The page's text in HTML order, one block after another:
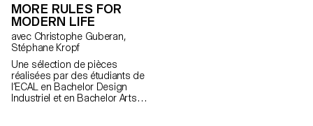
MORE RULES FOR
MODERN LIFE
avec Christophe Guberan,
Stéphane Kropf
Une sélection de pièces
réalisées par des étudiants de
l’ECAL en Bachelor Design
Industriel et en Bachelor Arts